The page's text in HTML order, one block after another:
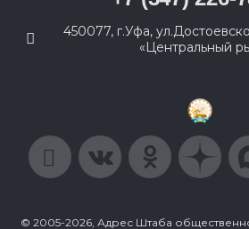
450077, г.Уфа,
«Центральный
© 2005-2026, Адрес Штаба